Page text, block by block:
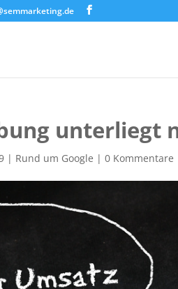
unterliegt
| Rund um Google |0 Kommentare